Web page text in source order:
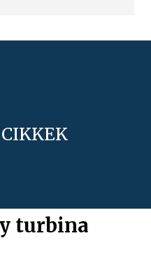
turbina